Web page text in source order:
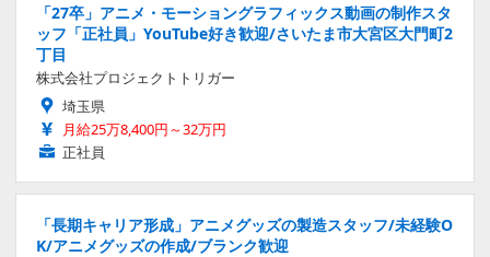
「27卒」アニメ・モーショングラフィックス動画の制作スタ
ッフ「正社員」YouTube好き歓迎/さいたま市大宮区大門町2
丁目
株式会社プロジェクトトリガー
埼玉県
月給25万8,400円～32万円
正社員
「長期キャリア形成」アニメグッズの製造スタッフ/未経験O
K/アニメグッズの作成/ブランク歓迎